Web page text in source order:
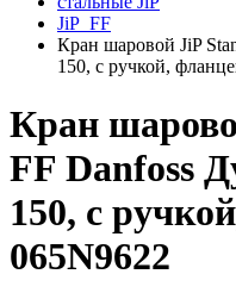
JiP_FF
Кран шаровой JiP
150, с ручкой,
Кран
FF Danfoss
150, с
065N9622